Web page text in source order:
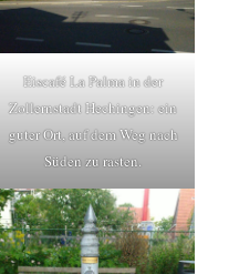
Eiscafé La Palma in der
Zollernstadt Hechingen: ein
guter Ort, auf dem Weg nach
Süden zu rasten.